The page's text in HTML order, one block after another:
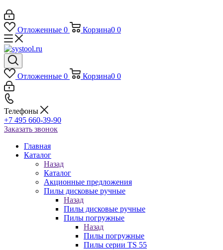
Отложенные 0 Корзина0 0
Отложенные 0 Корзина0 0
Телефоны
+7 495 660-39-90
Заказать звонок
Главная
Каталог
Назад
Каталог
Акционные предложения
Пилы дисковые ручные
Назад
Пилы дисковые ручные
Пилы погружные
Назад
Пилы погружные
Пилы серии TS 55